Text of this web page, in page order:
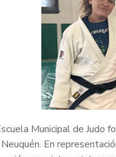
Municipal de
En